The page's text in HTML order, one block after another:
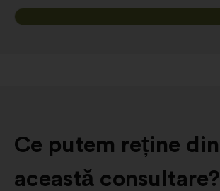
Ce putem reține din
această consultare?